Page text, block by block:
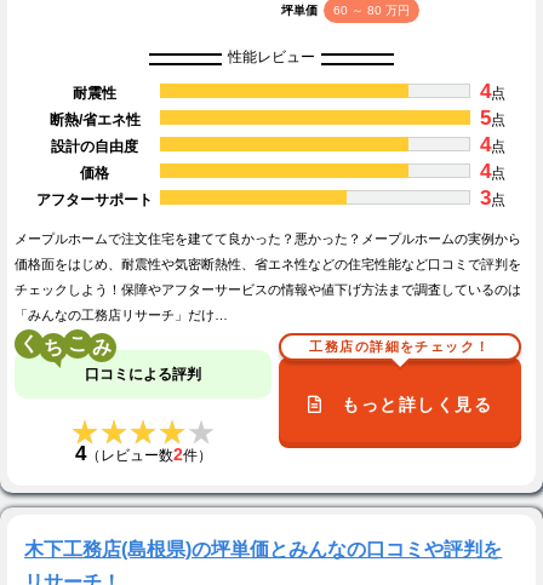
坪単価 60 ～ 80 万円
性能レビュー
耐震性 4点
断熱/省エネ性
5点
設計の自由度
4点
価格
4点
アフターサポート
3点
メープルホームで注文住宅を建てて良かった？悪かった？メープルホームの実例から
価格面をはじめ、耐震性や気密断熱性、省エネ性などの住宅性能など口コミで評判を
チェックしよう！保障やアフターサービスの情報や値下げ方法まで調査しているのは
「みんなの工務店リサーチ」だけ…
く こ
口コミによる評判
★★★★★
★★★★★
4（レビュー数2件）
工務店の詳細をチェック！
もっと詳しく見る
木下工務店(島根県)の坪単価とみんなの口コミや評判を